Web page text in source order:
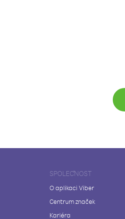
SPOLEČNOST
O aplikaci Viber
Centrum značek
Kariéra